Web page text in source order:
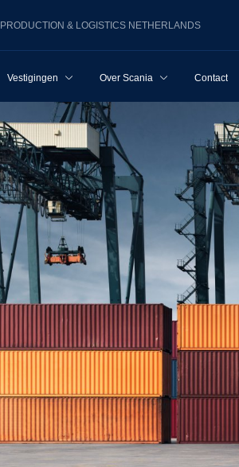
PRODUCTION & LOGISTICS NETHERLANDS
Vestigingen Over Scania Contact